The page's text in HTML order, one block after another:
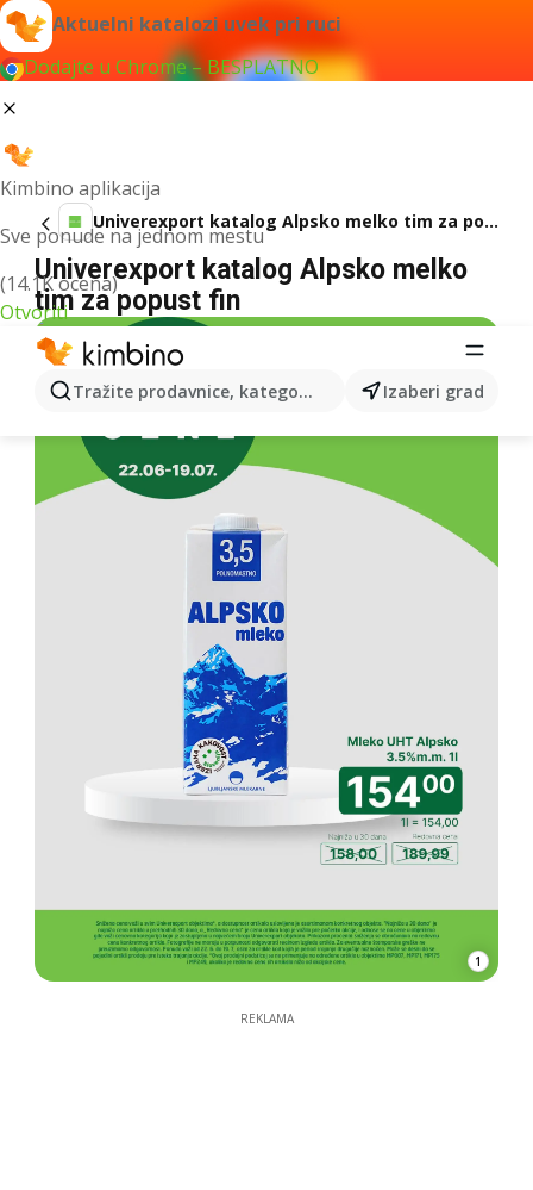
Aktuelni katalozi uvek pri ruci
Dodajte u Chrome – BESPLATNO
Kimbino aplikacija
Sve ponude na jednom mestu
(14.1K ocena)
Otvoriti
Tražite prodavnice, kategorije, proizvode...Izaberi grad
Univerexport katalog Alpsko melko tim za popust fin
Univerexport katalog Alpsko melko
tim za popust fin
1
REKLAMA